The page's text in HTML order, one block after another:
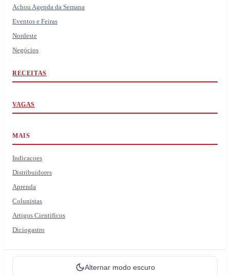
Achou Agenda da Semana
Eventos e Feiras
Nordeste
Negócios
RECEITAS
VAGAS
MAIS
Indicacoes
Distribuidores
Aprenda
Colunistas
Artigos Cientificos
Diciogastro
Alternar modo escuro